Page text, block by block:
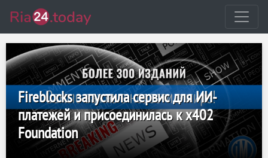
Fireblocks запустила сервис для ИИ-
платежей и присоединилась к x402
Foundation